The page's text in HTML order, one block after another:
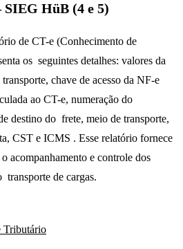
HüB (4 e 5)
de CT-e (Conhecimento de
os seguintes detalhes: valores da
chave de acesso da NF-e
ao CT-e, numeração do
destino do frete, meio de transporte,
CST e ICMS . Esse relatório fornece
acompanhamento e controle dos
transporte de cargas.
Tributário